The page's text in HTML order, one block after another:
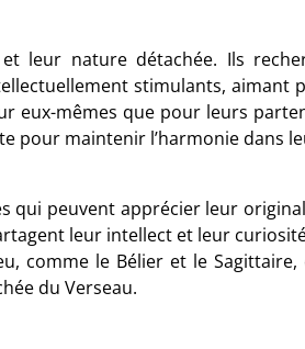
leur nature détachée. Ils
stimulants, aimant
mêmes que pour leurs
pour maintenir l’harmonie dans
qui peuvent apprécier leur
leur intellect et leur
comme le Bélier et le
du Verseau.